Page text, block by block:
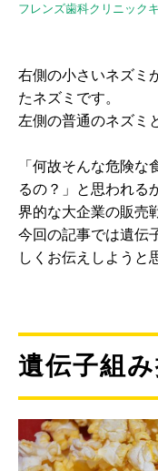
フレンズ歯科クリニック
右側の小さいネズミ
たネズミです。
左側の普通のネズミ
「何故そんな危険
るの？」と思われる
界的な大企業の販売
今回の記事では遺伝
しくお伝えしようと
遺伝子組